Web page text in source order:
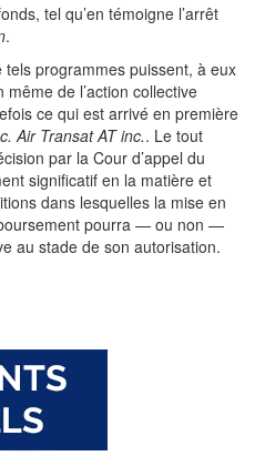
tel qu’en témoigne l’arrêt
.
programmes puissent, à eux
de l’action collective
ce qui est arrivé en première
Air Transat AT inc.. Le tout
par la Cour d’appel du
significatif en la matière et
dans lesquelles la mise en
pourra — ou non —
au stade de son autorisation.